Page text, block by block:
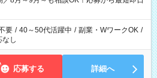
されています♪
要 / 40～50代活躍中 / 副業・WワークOK /
なし
応募する 詳細へ